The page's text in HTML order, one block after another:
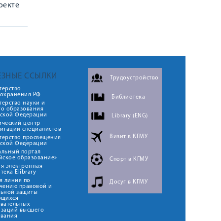
ССЫЛКИ
РФ
науки и
образования
Федерации
центр
специалистов
просвещения
Федерации
портал
образование»
электронная
Elibrary
линия по
правовой и
защиты
высшего
Трудоустройство
Библиотека
Library (ENG)
Визит в КГМУ
Спорт в КГМУ
Досуг в КГМУ